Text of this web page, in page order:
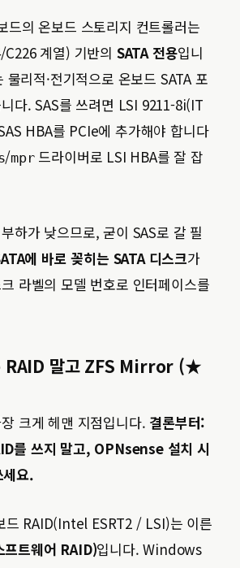
드의 온보드 스토리지 컨트롤러는
계열) 기반의 SATA 전용입니
물리적·전기적으로 온보드 SATA 포
다. SAS를 쓰려면 LSI 9211-8i(IT
HBA를 PCIe에 추가해야 합니다
/mpr드라이버로 LSI HBA를 잘 잡
하가 낮으므로, 굳이 SAS로 갈 필
에 바로 꽂히는 SATA 디스크가
라벨의 모델 번호로 인터페이스를
RAID 말고 ZFS Mirror (★
크게 헤맨 지점입니다. 결론부터:
를 쓰지 말고, OPNsense 설치 시
요.
드 RAID(Intel ESRT2 / LSI)는 이른
트웨어 RAID)입니다. Windows